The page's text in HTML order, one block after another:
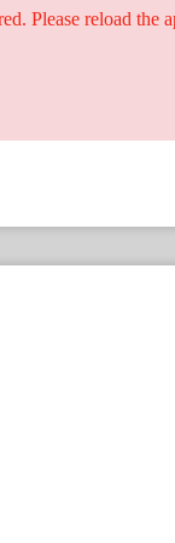
Please reload the